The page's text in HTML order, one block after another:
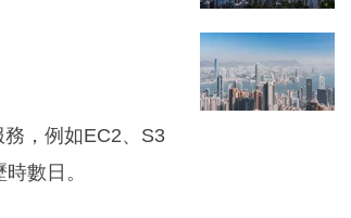
，例如EC2、S3
數日。